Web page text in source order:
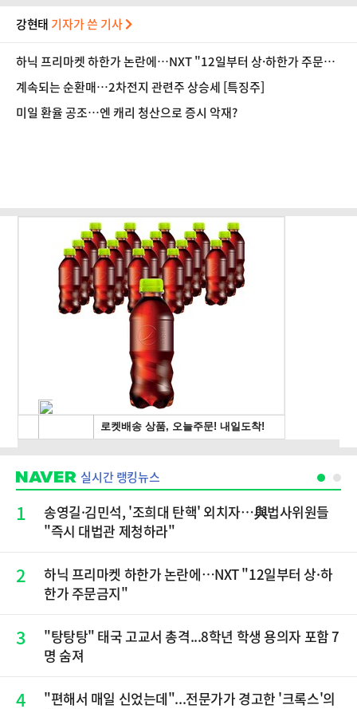
강현태 기자가 쓴 기사
하닉 프리마켓 하한가 논란에…NXT "12일부터 상·하한가 주문금
지"
계속되는 순환매…2차전지 관련주 상승세 [특징주]
미일 환율 공조…엔 캐리 청산으로 증시 악재?
실시간 랭킹뉴스
1
송영길·김민석, '조희대 탄핵' 외치자…與법사위원들
"즉시 대법관 제청하라"
2
하닉 프리마켓 하한가 논란에…NXT "12일부터 상·하
한가 주문금지"
3
"탕탕탕" 태국 고교서 총격...8학년 학생 용의자 포함 7
명 숨져
4
"편해서 매일 신었는데"...전문가가 경고한 '크록스'의